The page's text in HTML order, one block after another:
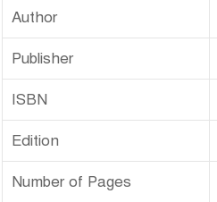
Author
Publisher
ISBN
Edition
Number of Pages